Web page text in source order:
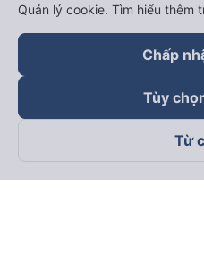
Theo dõi chúng tôi trên
Quản lý cookie. Tìm hiểu thêm
Chấp
Tùy
Từ